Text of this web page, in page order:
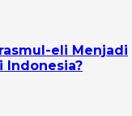
eli Menjadi
Indonesia?